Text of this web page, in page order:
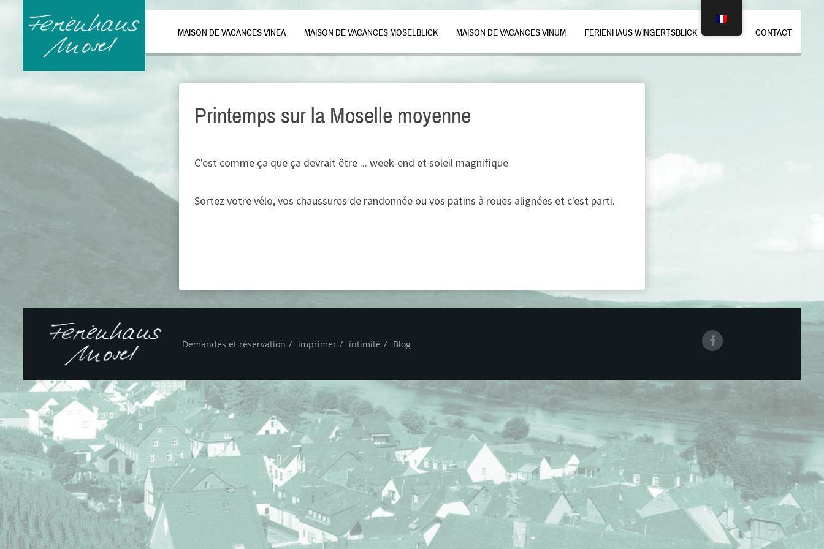
MAISON DE VACANCES VINEA MAISON DE VACANCES MOSELBLICK MAISON DE VACANCES VINUM FERIENHAUS WINGERTSBLICK CONTACT
Printemps sur la Moselle moyenne
C'est comme ça que ça devrait être ... week-end et soleil magnifique
Sortez votre vélo, vos chaussures de randonnée ou vos patins à roues alignées et c'est parti.
Demandes et réservation imprimer intimité Blog